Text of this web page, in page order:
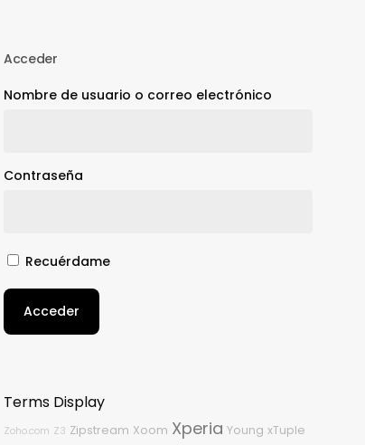
Acceder
Nombre de usuario o correo electrónico
Contraseña
Recuérdame
Acceder
Terms Display
Zoho.com Z3 Zipstream Xoom Xperia Young xTuple